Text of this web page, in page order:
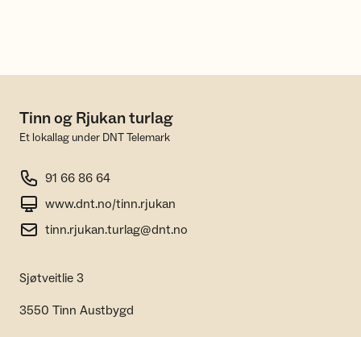
Tinn og Rjukan turlag
Et lokallag under DNT Telemark
91 66 86 64
www.dnt.no/tinn.rjukan
tinn.rjukan.turlag@dnt.no
Sjøtveitlie 3
3550 Tinn Austbygd